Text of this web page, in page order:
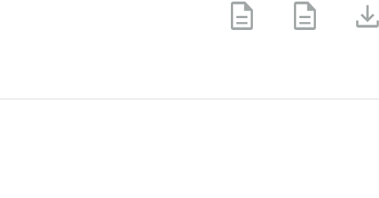
description description download